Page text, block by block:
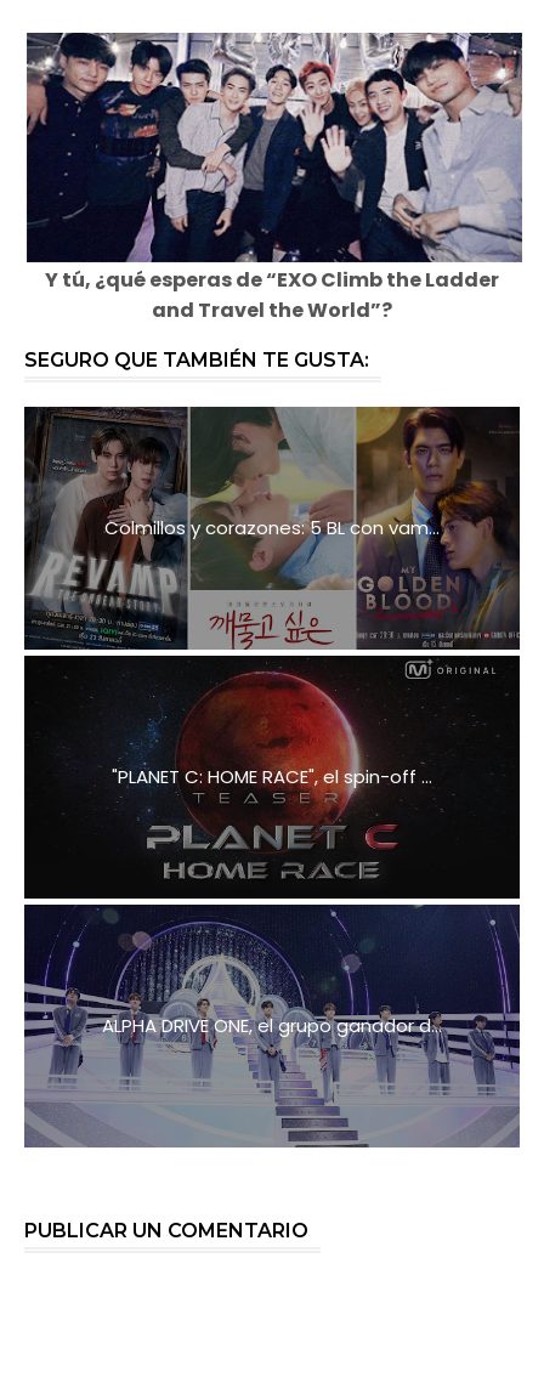
Y tú, ¿qué esperas de “EXO Climb the Ladder
and Travel the World”?
SEGURO QUE TAMBIÉN TE GUSTA:
Colmillos y corazones: 5 BL con vam...
"PLANET C: HOME RACE", el spin-off ...
ALPHA DRIVE ONE, el grupo ganador d...
PUBLICAR UN COMENTARIO